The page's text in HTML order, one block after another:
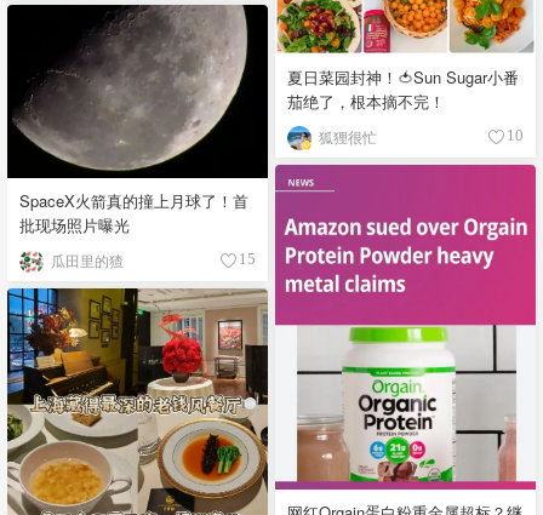
夏日菜园封神！🍅Sun Sugar小番
茄绝了，根本摘不完！
狐狸很忙 10
SpaceX火箭真的撞上月球了！首
批现场照片曝光
瓜田里的猹 15